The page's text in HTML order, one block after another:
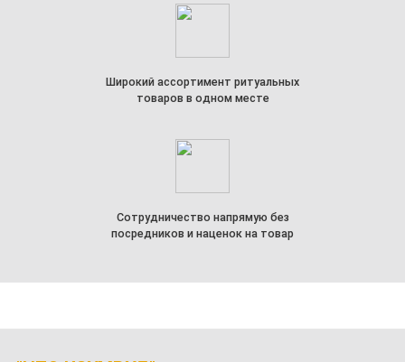
Широкий ассортимент ритуальных
товаров в одном месте
Сотрудничество напрямую без
посредников и наценок на товар